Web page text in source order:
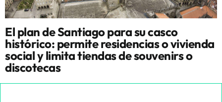
El plan de Santiago para su casco
histórico: permite residencias o vivienda
social y limita tiendas de souvenirs o
discotecas